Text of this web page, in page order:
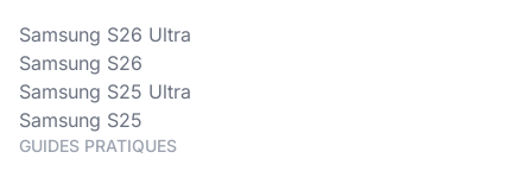
Samsung S26 Ultra
Samsung S26
Samsung S25 Ultra
Samsung S25
GUIDES PRATIQUES